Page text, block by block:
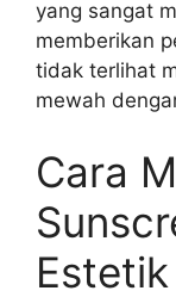
yang sangat
memberikan
tidak terlihat
mewah
Cara
Estetik